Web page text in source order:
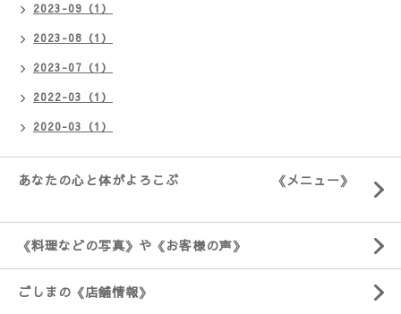
2023-09（1）
2023-08（1）
2023-07（1）
2022-03（1）
2020-03（1）
あなたの心と体がよろこぶ 《メニュー》
《料理などの写真》や《お客様の声》
ごしまの《店舗情報》